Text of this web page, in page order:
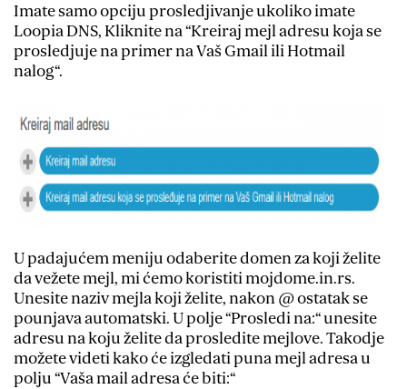
Imate samo opciju prosledjivanje ukoliko imate
Loopia DNS, Kliknite na “Kreiraj mejl adresu koja se
prosledjuje na primer na Vaš Gmail ili Hotmail
nalog“.
U padajućem meniju odaberite domen za koji želite
da vežete mejl, mi ćemo koristiti mojdome.in.rs.
Unesite naziv mejla koji želite, nakon @ ostatak se
pounjava automatski. U polje “Prosledi na:“ unesite
adresu na koju želite da prosledite mejlove. Takodje
možete videti kako će izgledati puna mejl adresa u
polju “Vaša mail adresa će biti:“